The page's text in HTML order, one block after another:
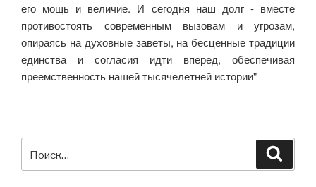
его мощь и величие. И сегодня наш долг - вместе
противостоять современным вызовам и угрозам,
опираясь на духовные заветы, на бесценные традиции
единства и согласия идти вперед, обеспечивая
преемственность нашей тысячелетней истории"